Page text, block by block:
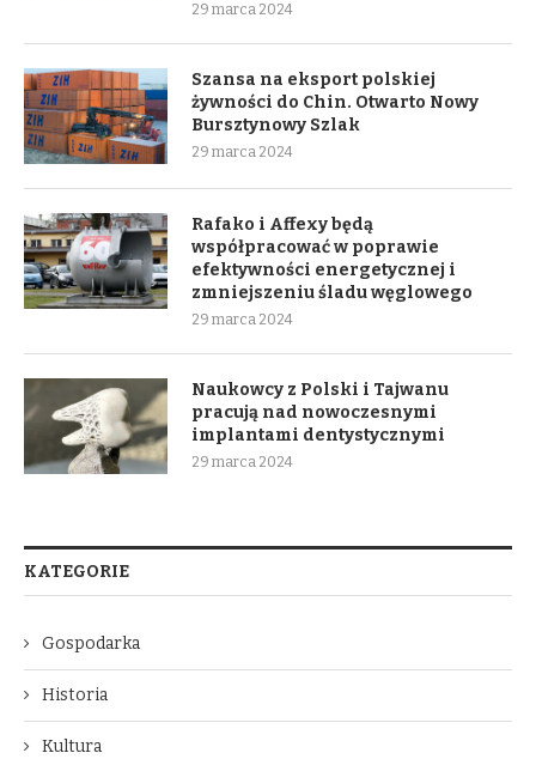
29 marca 2024
Szansa na eksport polskiej
żywności do Chin. Otwarto Nowy
Bursztynowy Szlak
29 marca 2024
Rafako i Affexy będą
współpracować w poprawie
efektywności energetycznej i
zmniejszeniu śladu węglowego
29 marca 2024
Naukowcy z Polski i Tajwanu
pracują nad nowoczesnymi
implantami dentystycznymi
29 marca 2024
KATEGORIE
Gospodarka
Historia
Kultura